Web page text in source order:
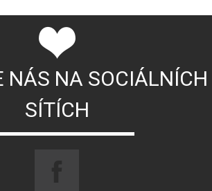
NÁS NA SOCIÁLNÍCH
SÍTÍCH